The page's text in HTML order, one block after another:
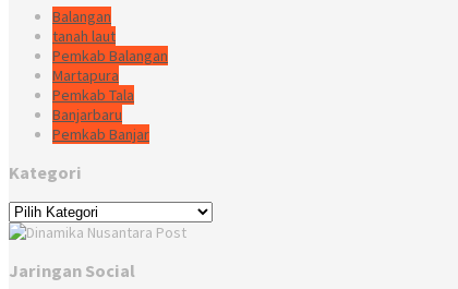
Balangan
tanah laut
Pemkab Balangan
Martapura
Pemkab Tala
Banjarbaru
Pemkab Banjar
Kategori
Kategori
Jaringan Social